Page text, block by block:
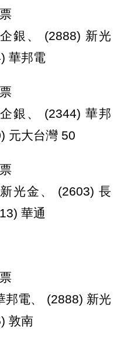
銀、 (2888) 新光
華邦電
銀、 (2344) 華邦
元大台灣 50
光金、 (2603) 長
華通
邦電、 (2888) 新光
敦南